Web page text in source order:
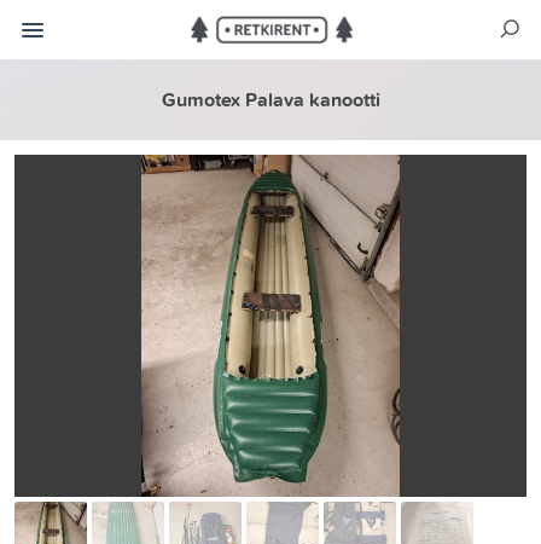
Gumotex Palava kanootti